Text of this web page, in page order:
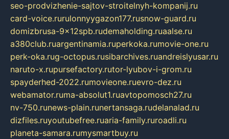
seo-prodvizhenie-sajtov-stroitelnyh-kompanij.ru
card-voice.rurulonnyygazon177.rusnow-guard.ru
domizbrusa-9x12spb.rudemaholding.ruaalse.ru
a380club.ruargentinamia.ruperkoka.rumovie-one.ru
perk-oka.rug-octopus.rusibarchives.ruandreislyusar.ru
naruto-x.rupursefactory.rutor-lyubov-i-grom.ru
spayderhed-2022.rumovieone.ruevro-dez.ru
webamator.ruma-absolut1.ruavtopomosch27.ru
nv-750.runews-plain.runertansaga.rudelanalad.ru
dizfiles.ruyoutubefree.ruaria-family.ruroadli.ru
planeta-samara.rumysmartbuy.ru